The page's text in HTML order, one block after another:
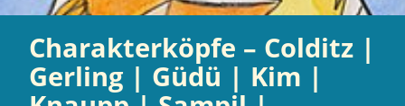
Charakterköpfe – Colditz |
Gerling | Güdü | Kim |